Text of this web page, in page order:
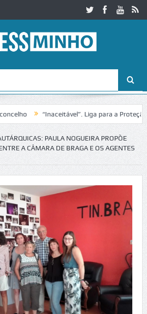
“Inaceitável”. Liga para a Proteção da
Igreja do Castelo de Cerveira
PAULA NOGUEIRA PROPÕE
A CÂMARA DE BRAGA E OS AGENTES